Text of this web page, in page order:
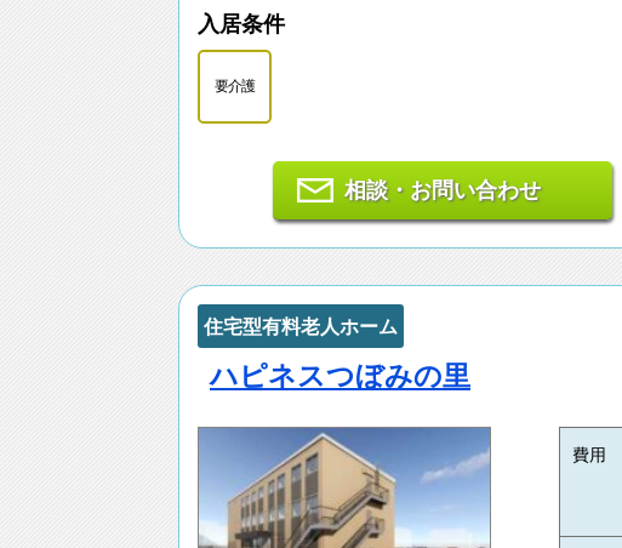
入居条件
要介護
相談・お問い合わせ
住宅型有料老人ホーム
ハピネスつぼみの里
費用